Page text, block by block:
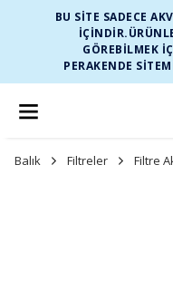
BU SİTE SADECE
GÖREBİLMEK
PERAKENDE
Balık Filtreler Filtre